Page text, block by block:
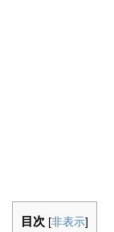
目次 [非表示]